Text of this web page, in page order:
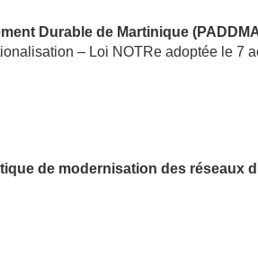
Durable de Martinique
– Loi NOTRe adoptée le 7
de modernisation des réseaux